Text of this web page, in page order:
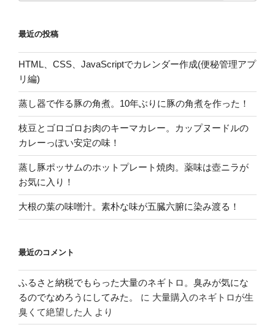
最近の投稿
HTML、CSS、JavaScriptでカレンダー作成(便秘管理アプ
リ編)
蒸し器で作る豚の角煮。10年ぶりに豚の角煮を作った！
枝豆とゴロゴロお肉のキーマカレー。カップヌードルの
カレーっぽい安定の味！
蒸し豚ポッサムのホットプレート焼肉。薬味は壺ニラが
お気に入り！
大根の葉の味噌汁。素朴な味が五臓六腑に染み渡る！
最近のコメント
ふるさと納税でもらった大量のネギトロ。臭みが気にな
るのでなめろうにしてみた。
に 大量購入のネギトロが生
臭くて絶望した人 より